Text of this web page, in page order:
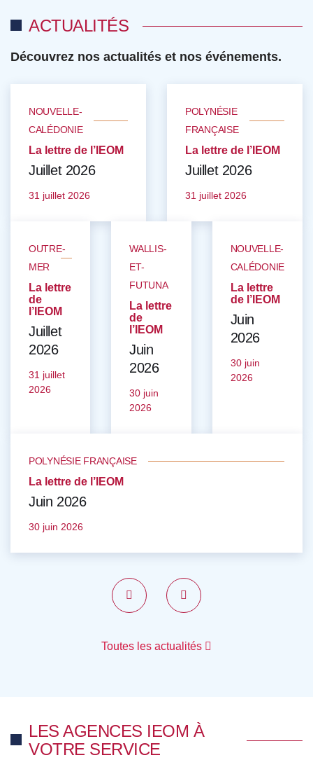
ACTUALITÉS
Découvrez nos actualités et nos événements.
NOUVELLE-
CALÉDONIE
La lettre de l’IEOM
Juillet 2026
31 juillet 2026
POLYNÉSIE
FRANÇAISE
La lettre de l’IEOM
Juillet 2026
31 juillet 2026
OUTRE-
MER
La lettre
de
l’IEOM
Juillet
2026
31 juillet
2026
WALLIS-
ET-
FUTUNA
La lettre
de
l’IEOM
Juin
2026
30 juin
2026
NOUVELLE-
CALÉDONIE
La lettre
de l’IEOM
Juin
2026
30 juin
2026
POLYNÉSIE FRANÇAISE
La lettre de l’IEOM
Juin 2026
30 juin 2026
Précédent Suivant
Toutes les actualités
LES AGENCES IEOM À
VOTRE SERVICE